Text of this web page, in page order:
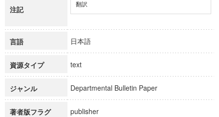
注記
翻訳
言語 日本語
資源タイプ text
ジャンル Departmental Bulletin Paper
著者版フラグ publisher